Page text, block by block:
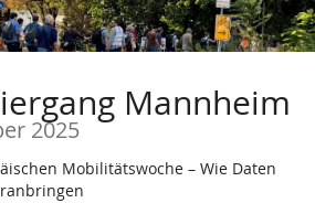
Mannheim
2025
Mobilitätswoche – Wie Daten